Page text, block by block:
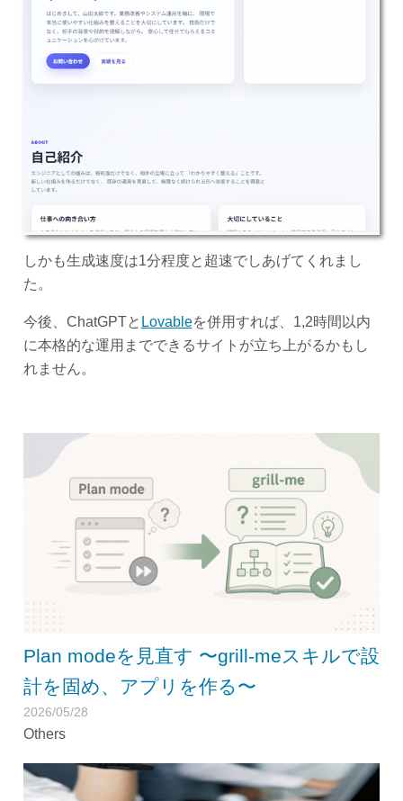
しかも生成速度は1分程度と超速でしあげてくれまし
た。
今後、ChatGPTと Lovableを併用すれば、1,2時間以内
に本格的な運用までできるサイトが立ち上がるかもし
れません。
Plan modeを見直す 〜grill-meスキルで設
計を固め、アプリを作る〜
2026/05/28
Others